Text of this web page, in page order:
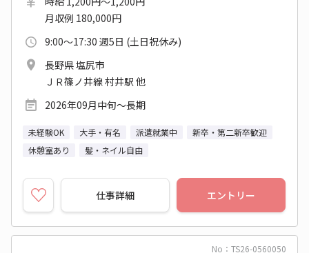
月収例 180,000円
9:00～17:30 週5日 (土日祝休み)
長野県 塩尻市
ＪＲ篠ノ井線 村井駅 他
2026年09月中旬～長期
未経験OK 大手・有名 派遣就業中
新卒・第二新卒歓迎
休憩室あり
髪・ネイル自由
仕事詳細 エントリー
No：TS26-0560050